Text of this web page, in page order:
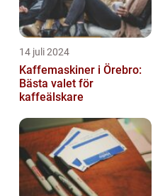
14 juli 2024
Kaffemaskiner i Örebro:
Bästa valet för
kaffeälskare